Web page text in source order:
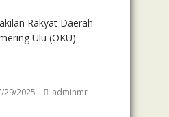
Rakyat Daerah
Ulu (OKU)
29/2025
adminmr